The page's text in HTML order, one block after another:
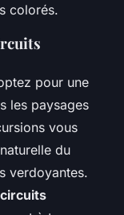
colorés.
pour une
les paysages
vous
du
verdoyantes.
circuits